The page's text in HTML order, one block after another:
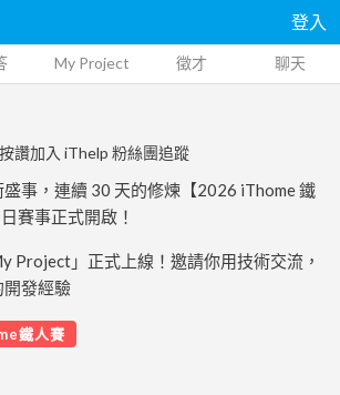
登入
My Project 徵才 聊天
按讚加入 iThelp 粉絲團追蹤
事，連續 30 天的修煉【2026 iThome 鐵
賽事正式開啟！
Project」正式上線！邀請你用技術交流，
發經驗
鐵人賽